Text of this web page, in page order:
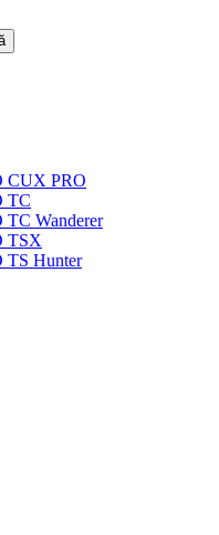
CUX PRO
TC
TC Wanderer
TSX
TS Hunter